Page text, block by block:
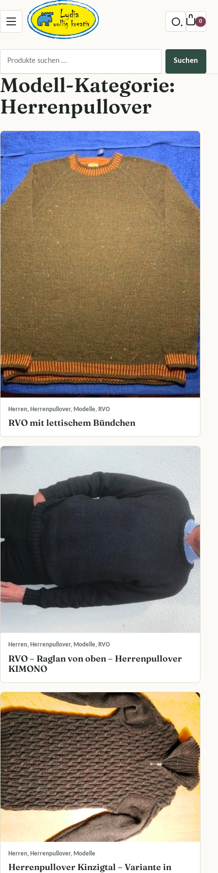
Zum Inhalt springen
Menu offnen
0
Suchen
Modell-Kategorie:
Herrenpullover
Herren, Herrenpullover, Modelle, RVO
RVO mit lettischem Bündchen
Herren, Herrenpullover, Modelle, RVO
RVO – Raglan von oben – Herrenpullover
KIMONO
Herren, Herrenpullover, Modelle
Herrenpullover Kinzigtal – Variante in